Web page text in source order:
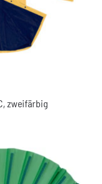
zweifärbig